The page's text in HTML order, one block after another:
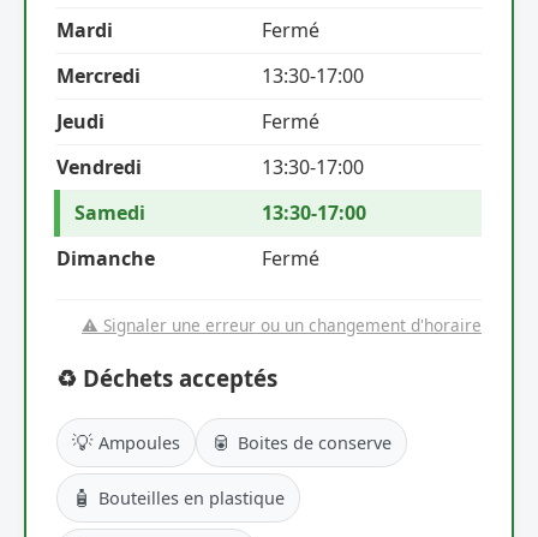
Mardi
Fermé
Mercredi
13:30-17:00
Jeudi
Fermé
Vendredi
13:30-17:00
Samedi
13:30-17:00
Dimanche
Fermé
⚠️ Signaler une erreur ou un changement d'horaire
♻️ Déchets acceptés
💡 Ampoules 🥫 Boites de conserve
🧴 Bouteilles en plastique